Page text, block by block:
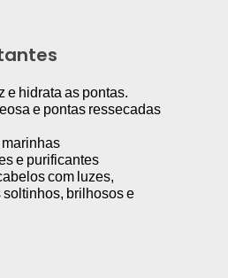
e hidrata as pontas.
e pontas ressecadas
marinhas
e purificantes
com luzes,
brilhosos e